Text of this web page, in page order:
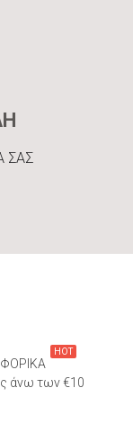
ΣΑΣ
HOT
άνω των €10